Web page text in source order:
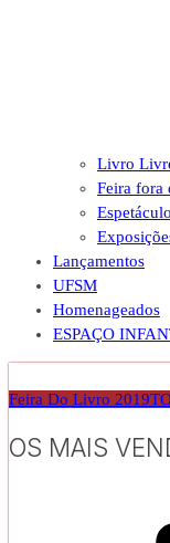
Livro
Feira fora
Lançamentos
UFSM
Homenageados
ESPAÇO
Feira Do Livro 2019
OS MAIS